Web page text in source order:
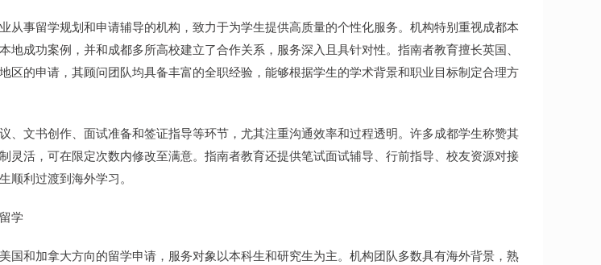
从事留学规划和申请辅导的机构，致力于为学生提供高质量的个性化服务。机构特别重视成都本
地成功案例，并和成都多所高校建立了合作关系，服务深入且具针对性。指南者教育擅长英国、
区的申请，其顾问团队均具备丰富的全职经验，能够根据学生的学术背景和职业目标制定合理方
、文书创作、面试准备和签证指导等环节，尤其注重沟通效率和过程透明。许多成都学生称赞其
灵活，可在限定次数内修改至满意。指南者教育还提供笔试面试辅导、行前指导、校友资源对接
顺利过渡到海外学习。
学
国和加拿大方向的留学申请，服务对象以本科生和研究生为主。机构团队多数具有海外背景，熟